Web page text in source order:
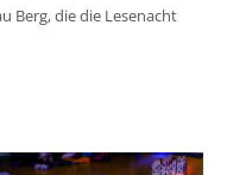
Berg, die die Lesenacht